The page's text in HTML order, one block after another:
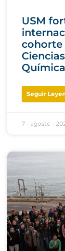
USM
cohorte
Química
Seguir
7 - agosto -